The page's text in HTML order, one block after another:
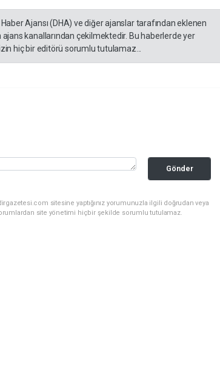
Ajansı (DHA) ve diğer ajanslar tarafından eklenen
kanallarından çekilmektedir. Bu haberlerde yer
hiç bir editörü sorumlu tutulamaz...
Gönder
sitesine yaptığınız yorumunuzla ilgili doğrudan veya
site yönetimi hiçbir şekilde sorumlu tutulamaz.